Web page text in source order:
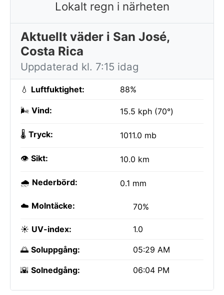
Lokalt regn i närheten
Aktuellt väder i San José,
Costa Rica
Uppdaterad kl. 7:15 idag
💧 Luftfuktighet: 88%
🌬️ Vind: 15.5 kph (70°)
🌡️ Tryck: 1011.0 mb
👁️ Sikt: 10.0 km
🌧️ Nederbörd: 0.1 mm
☁️ Molntäcke: 70%
☀️ UV-index: 1.0
🌅 Soluppgång: 05:29 AM
🌇 Solnedgång: 06:04 PM